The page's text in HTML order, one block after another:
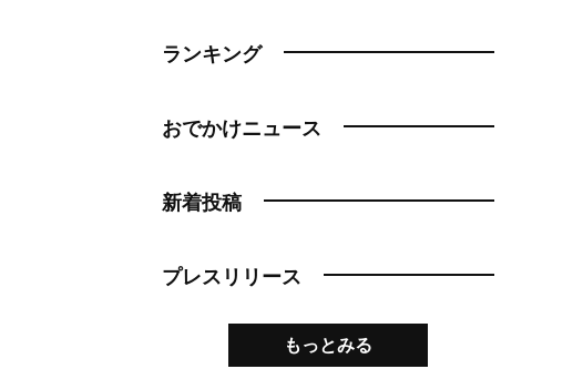
ランキング
おでかけニュース
新着投稿
プレスリリース
もっとみる